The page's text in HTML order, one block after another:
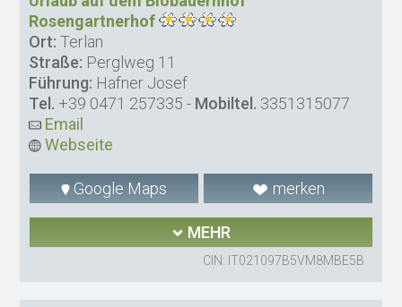
Rosengartnerhof
Ort: Terlan
Straße: Perglweg 11
Führung: Hafner Josef
Tel. +39 0471 257335 - Mobiltel. 3351315077
Email
Webseite
Google Maps merken
MEHR
CIN: IT021097B5VM8MBE5B